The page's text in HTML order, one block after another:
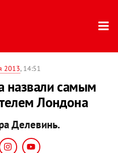
2013, 14:51
самым
Лондона
Делевинь.